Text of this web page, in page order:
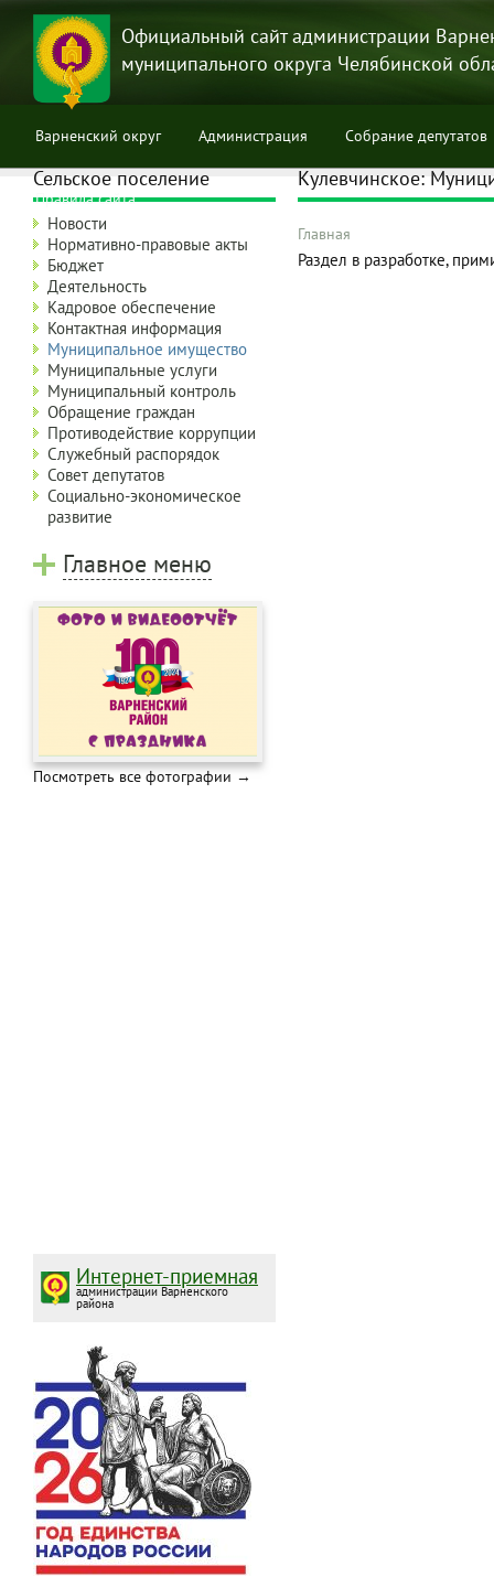
Перейти
основному
содержанию
Официальный сайт администрации
муниципального округа Челябинской
Варненский округ Администрация Собрание депутатов
Правила сайта
Кулевчинское:
Строка
Главная
Раздел в разработке,
Сельское поселение
Новости
Нормативно-правовые акты
Бюджет
Деятельность
Кадровое обеспечение
Контактная информация
Муниципальное имущество
Муниципальные услуги
Муниципальный контроль
Обращение граждан
Противодействие коррупции
Служебный распорядок
Совет депутатов
Социально-экономическое
развитие
Главное меню
Посмотреть все фотографии →
Интернет-приемная
администрации Варненского
района